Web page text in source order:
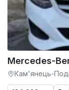
Mercedes-
Кам'янець-